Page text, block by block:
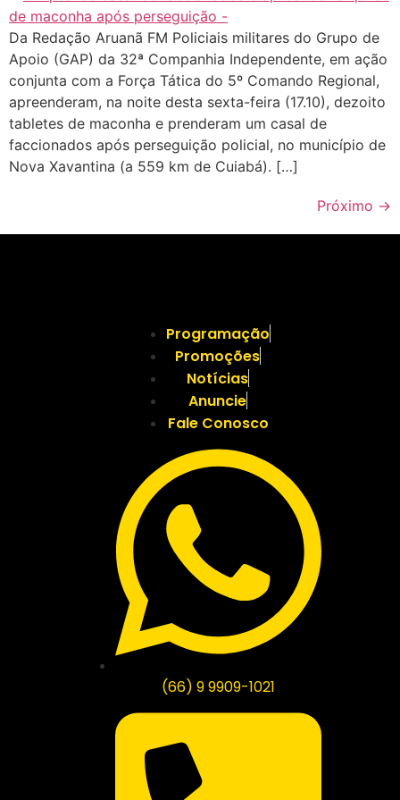
Da Redação Aruanã FM Policiais militares do Grupo de
Apoio (GAP) da 32ª Companhia Independente, em ação
conjunta com a Força Tática do 5º Comando Regional,
apreenderam, na noite desta sexta-feira (17.10), dezoito
tabletes de maconha e prenderam um casal de
faccionados após perseguição policial, no município de
Nova Xavantina (a 559 km de Cuiabá). […]
Próximo →
Programação
Promoções
Notícias
Anuncie
Fale Conosco
(66) 9 9909-1021